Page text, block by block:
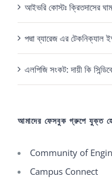
আইভরি কোস্টঃ ক্রিতদাসের
পদ্মা ব্যারেজ এর টেকনিক্যাল
এলপিজি সংকট: দায়ী কি
আমাদের ফেসবুক গ্রুপে যুক্ত
Community of
Campus Connect